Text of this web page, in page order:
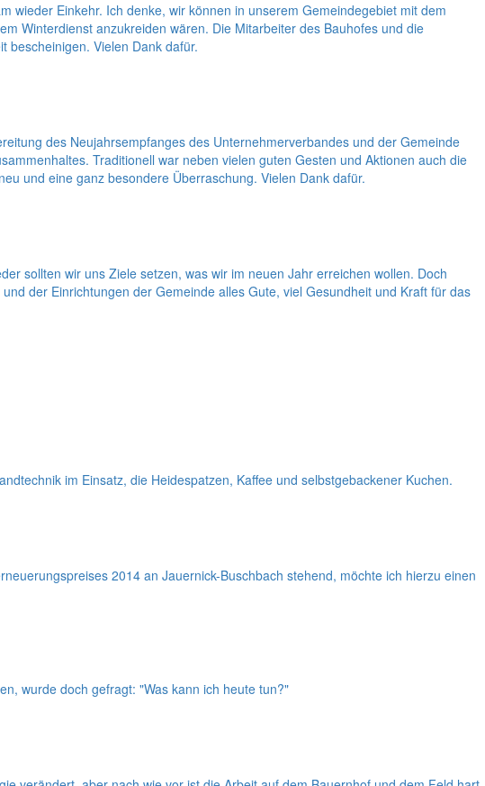
wieder Einkehr. Ich denke, wir können in unserem Gemeindegebiet mit dem
Winterdienst anzukreiden wären. Die Mitarbeiter des Bauhofes und die
bescheinigen. Vielen Dank dafür.
des Neujahrsempfanges des Unternehmerverbandes und der Gemeinde
Traditionell war neben vielen guten Gesten und Aktionen auch die
und eine ganz besondere Überraschung. Vielen Dank dafür.
sollten wir uns Ziele setzen, was wir im neuen Jahr erreichen wollen. Doch
der Einrichtungen der Gemeinde alles Gute, viel Gesundheit und Kraft für das
im Einsatz, die Heidespatzen, Kaffee und selbstgebackener Kuchen.
2014 an Jauernick-Buschbach stehend, möchte ich hierzu einen
wurde doch gefragt: "Was kann ich heute tun?"